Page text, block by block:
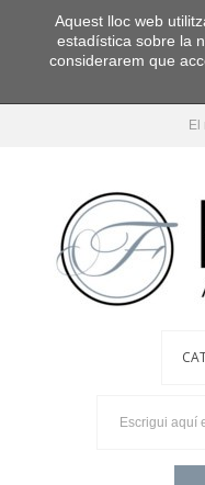
El
Aquest lloc web
estadística sobre la
considerarem que